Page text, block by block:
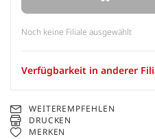
Noch keine Filiale ausgewählt
Verfügbarkeit in anderer
WEITEREMPFEHLEN
DRUCKEN
MERKEN